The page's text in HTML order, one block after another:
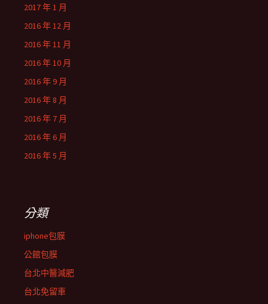
2017 年 1 月
2016 年 12 月
2016 年 11 月
2016 年 10 月
2016 年 9 月
2016 年 8 月
2016 年 7 月
2016 年 6 月
2016 年 5 月
分類
iphone包膜
公館包膜
台北中醫減肥
台北免留車